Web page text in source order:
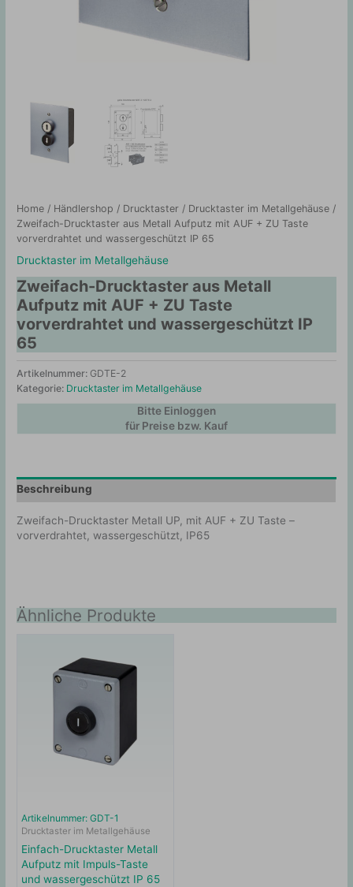
Home / Händlershop / Drucktaster / Drucktaster im Metallgehäuse /
Zweifach-Drucktaster aus Metall Aufputz mit AUF + ZU Taste
vorverdrahtet und wassergeschützt IP 65
Drucktaster im Metallgehäuse
Zweifach-Drucktaster aus Metall
Aufputz mit AUF + ZU Taste
vorverdrahtet und wassergeschützt IP
65
Artikelnummer: GDTE-2
Kategorie: Drucktaster im Metallgehäuse
Bitte Einloggen
für Preise bzw. Kauf
Beschreibung
Zweifach-Drucktaster Metall UP, mit AUF + ZU Taste –
vorverdrahtet, wassergeschützt, IP65
Ähnliche Produkte
Artikelnummer: GDT-1
Drucktaster im Metallgehäuse
Einfach-Drucktaster Metall
Aufputz mit Impuls-Taste
und wassergeschützt IP 65